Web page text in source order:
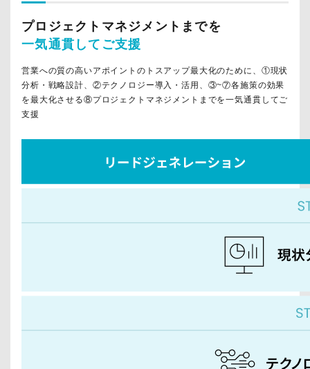
プロジェクトマネジメントまでを
一気通貫してご支援
営業への質の高いアポイントのトスアップ最大化のために、①現状
分析・戦略設計、②テクノロジー導入・活用、③~⑦各施策の効果
を最大化させる⑧プロジェクトマネジメントまでを一気通貫してご
支援